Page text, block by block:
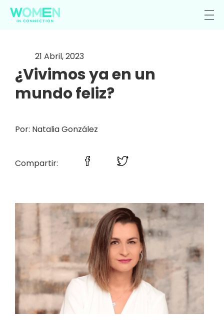
21 Abril, 2023
¿Vivimos ya en un
mundo feliz?
Por: Natalia González
Compartir: